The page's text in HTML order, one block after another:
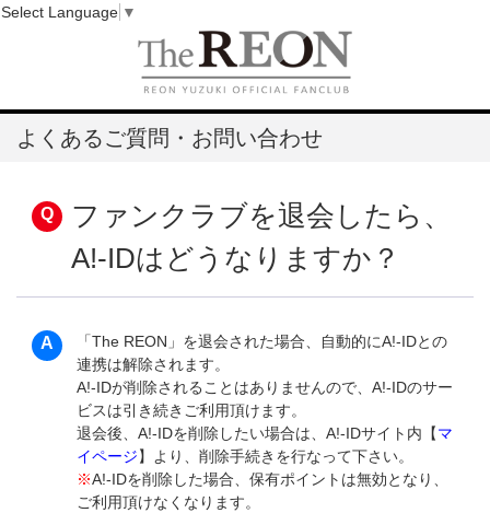
よくあるご質問・お問い合わせ
ファンクラブを退会したら、
A!-IDはどうなりますか？
「The REON」を退会された場合、自動的にA!-IDとの
連携は解除されます。
A!-IDが削除されることはありませんので、A!-IDのサー
ビスは引き続きご利用頂けます。
退会後、A!-IDを削除したい場合は、A!-IDサイト内【マ
イページ】より、削除手続きを行なって下さい。
※A!-IDを削除した場合、保有ポイントは無効となり、
ご利用頂けなくなります。
Select Language ▼